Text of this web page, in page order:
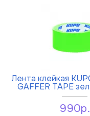
Лента клейкая
GAFFER TAPE
990р.